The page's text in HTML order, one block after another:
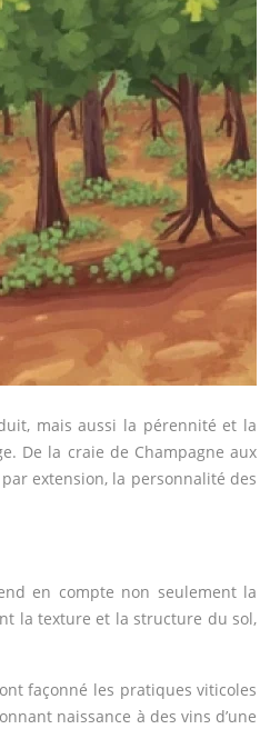
mais aussi la pérennité et la
De la craie de Champagne aux
extension, la personnalité des
en compte non seulement la
la texture et la structure du sol,
façonné les pratiques viticoles
naissance à des vins d’une